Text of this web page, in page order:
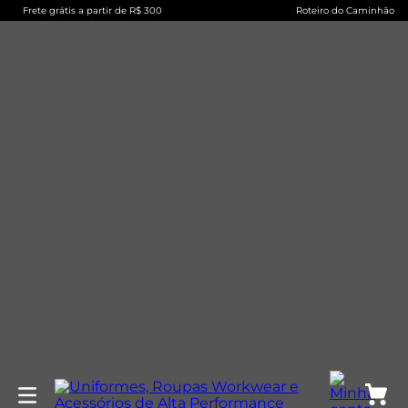
Frete grátis a partir de R$ 300 Roteiro do Caminhão